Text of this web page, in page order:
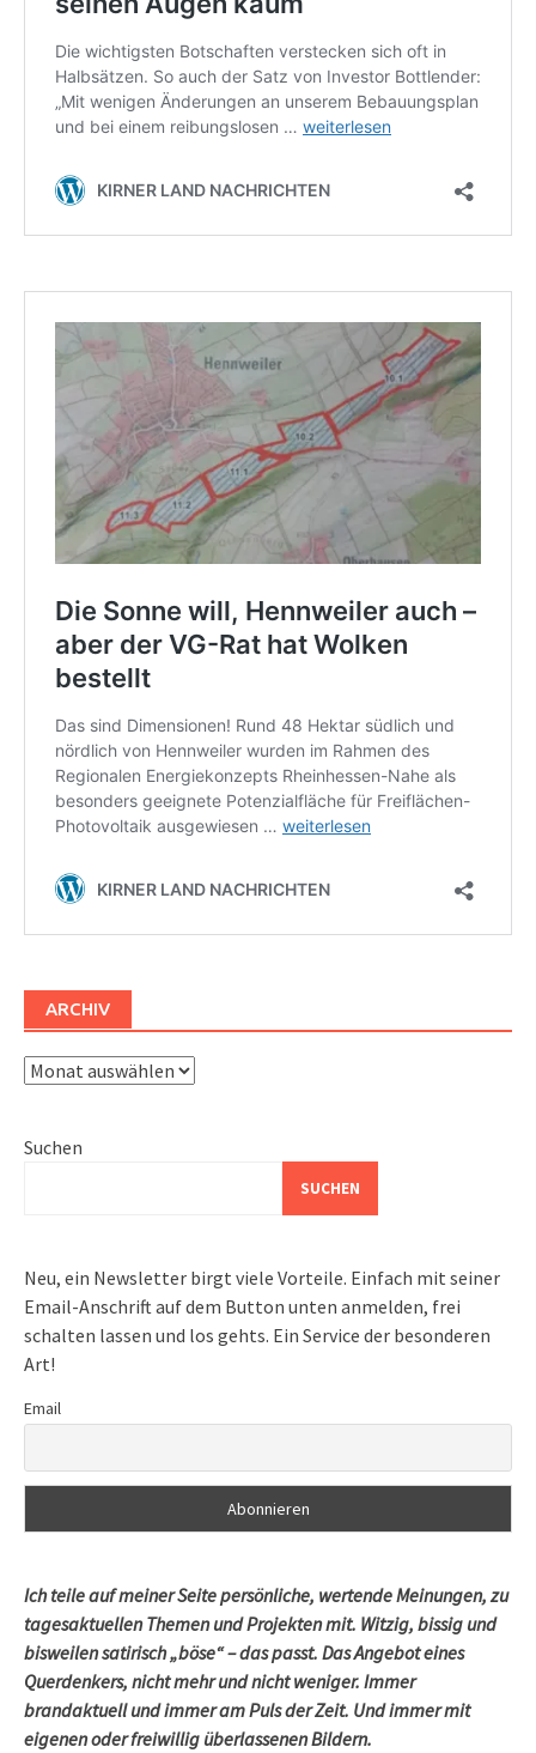
ARCHIV
Archiv
Suchen
SUCHEN
Neu, ein Newsletter birgt viele Vorteile. Einfach mit seiner
Email-Anschrift auf dem Button unten anmelden, frei
schalten lassen und los gehts. Ein Service der besonderen
Art!
Email
Ich teile auf meiner Seite persönliche, wertende Meinungen, zu
tagesaktuellen Themen und Projekten mit. Witzig, bissig und
bisweilen satirisch „böse“ – das passt. Das Angebot eines
Querdenkers, nicht mehr und nicht weniger. Immer
brandaktuell und immer am Puls der Zeit. Und immer mit
eigenen oder freiwillig überlassenen Bildern.